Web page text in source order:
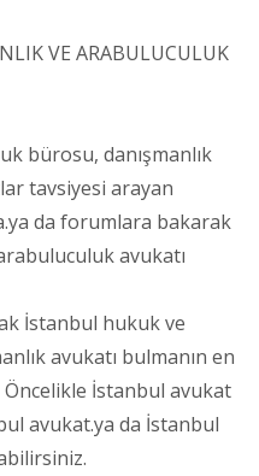
VE ARABULUCULUK
bürosu, danışmanlık
tavsiyesi arayan
da forumlara bakarak
avukatı
İstanbul hukuk ve
avukatı bulmanın en
İstanbul avukat
avukat.ya da İstanbul